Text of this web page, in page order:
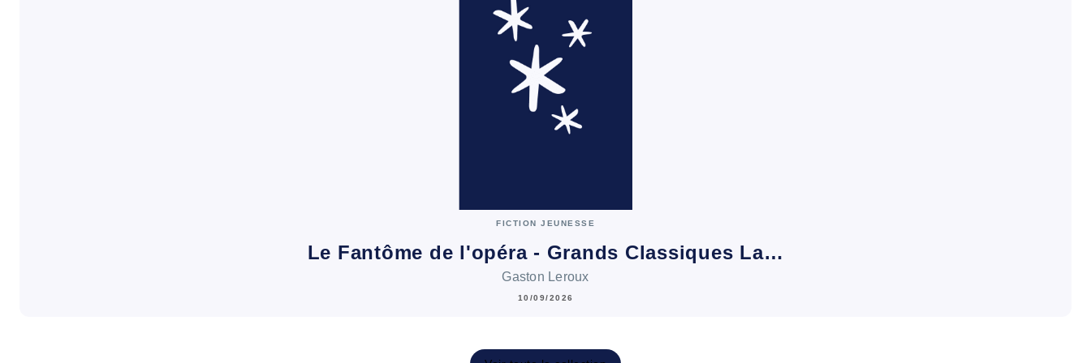
FICTION JEUNESSE
Le Fantôme de l'opéra - Grands Classiques La…
Gaston Leroux
10/09/2026